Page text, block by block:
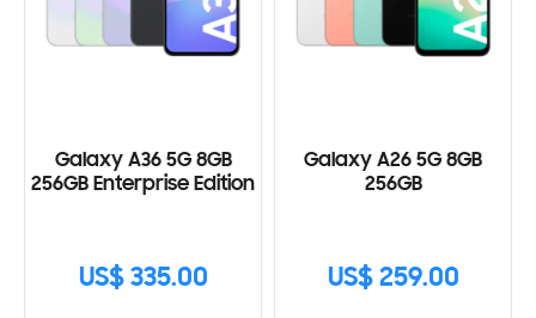
Galaxy A36 5G 8GB
256GB Enterprise Edition
US$ 335.00
Galaxy A26 5G 8GB
256GB
US$ 259.00